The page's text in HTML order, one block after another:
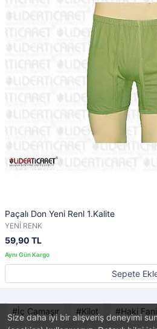
Size daha iyi bir alışveriş deneyimi
Paçalı Don Yeni Renl 1.Kalite
YENİ RENK
59,90 TL
Sepete
İç Çamaşır Kilot Haki